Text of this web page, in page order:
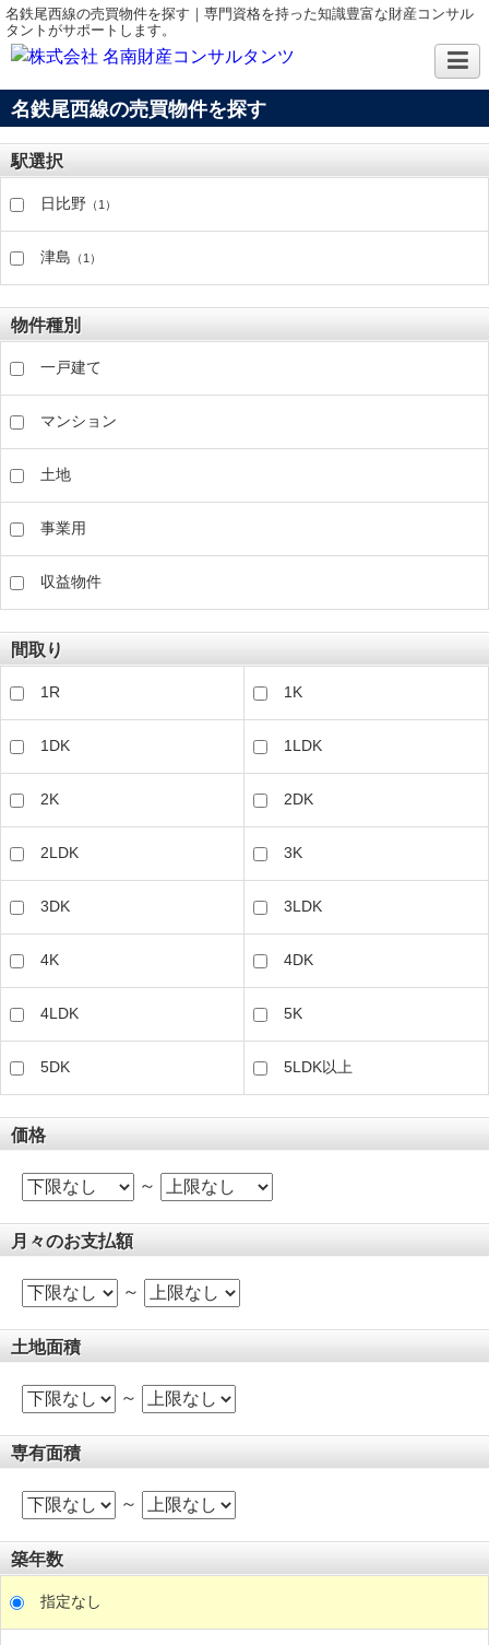
名鉄尾西線の売買物件を探す｜専門資格を持った知識豊富な財産コンサル
タントがサポートします。
名鉄尾西線の売買物件を探す
駅選択
日比野 （1）
津島 （1）
物件種別
一戸建て
マンション
土地
事業用
収益物件
間取り
1R 1K
1DK 1LDK
2K 2DK
2LDK 3K
3DK 3LDK
4K 4DK
4LDK 5K
5DK 5LDK以上
価格
～
月々のお支払額
～
土地面積
～
専有面積
～
築年数
指定なし